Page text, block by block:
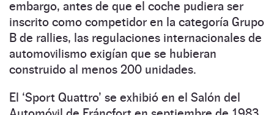
embargo, antes de que el coche pudiera ser
inscrito como competidor en la categoría Grupo
B de rallies, las regulaciones internacionales de
automovilismo exigían que se hubieran
construido al menos 200 unidades.
El ‘Sport Quattro’ se exhibió en el Salón del